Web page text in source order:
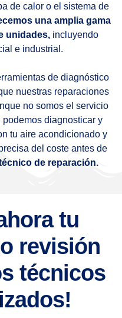
de calor o el sistema de
una amplia gama
unidades, incluyendo
e industrial.
de diagnóstico
nuestras reparaciones
no somos el servicio
diagnosticar y
tu aire acondicionado y
del coste antes de
de reparación.
tu
revisión
técnicos